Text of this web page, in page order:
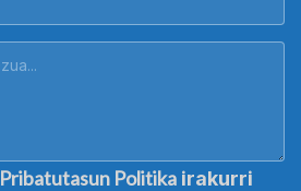
Pribatutasun Politika irakurri